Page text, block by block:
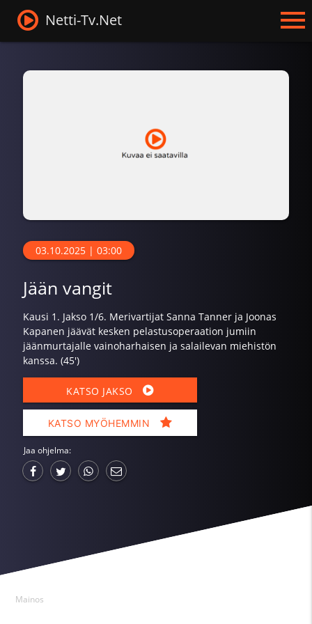
Netti-Tv.Net
03.10.2025 | 03:00
Jään vangit
Kausi 1. Jakso 1/6. Merivartijat Sanna Tanner ja Joonas
Kapanen jäävät kesken pelastusoperaation jumiin
jäänmurtajalle vainoharhaisen ja salailevan miehistön
kanssa. (45')
KATSO JAKSO
KATSO MYÖHEMMIN
Jaa ohjelma:
Mainos